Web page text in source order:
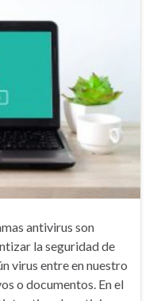
antivirus son
la seguridad de
virus entre en nuestro
o documentos. En el